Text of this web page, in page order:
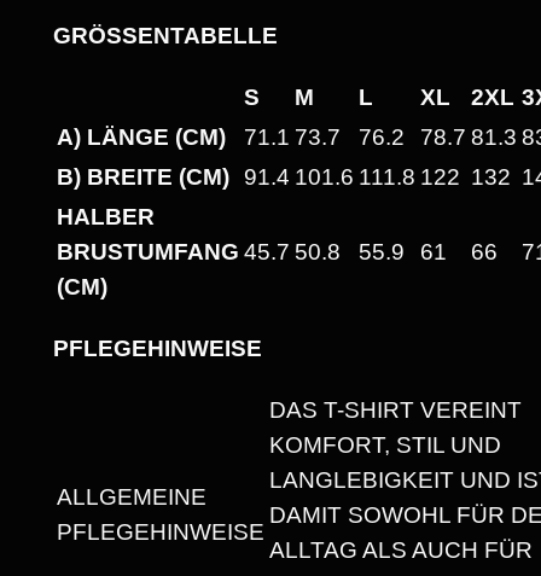
E
S
T
!
V
Y
GRÖSSENTABELLE
S M L XL 2XL
A) LÄNGE (CM)
71.1 73.7 76.2 78.7 81.3
B) BREITE (CM)
91.4 101.6 111.8 122 132
HALBER
BRUSTUMFANG
(CM)
45.7 50.8 55.9 61 66
PFLEGEHINWEISE
ALLGEMEINE
PFLEGEHINWEISE
DAS T-SHIRT VEREINT
KOMFORT, STIL UND
LANGLEBIGKEIT UND
DAMIT SOWOHL FÜR
ALLTAG ALS AUCH FÜR